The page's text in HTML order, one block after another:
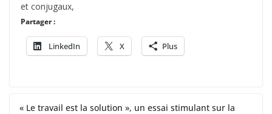
et conjugaux,
Partager :
LinkedIn X Plus
« Le travail est la solution », un essai stimulant sur la